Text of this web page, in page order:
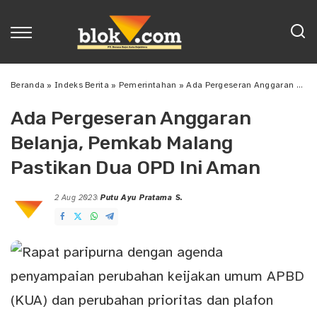
Beranda »Indeks Berita » Pemerintahan »Ada Pergeseran Anggaran Belanja, Pemkab Malang Pastikan Dua OPD Ini Aman
Ada Pergeseran Anggaran
Belanja, Pemkab Malang
Pastikan Dua OPD Ini Aman
2 Aug 2023
Posted
by
Putu Ayu Pratama S.